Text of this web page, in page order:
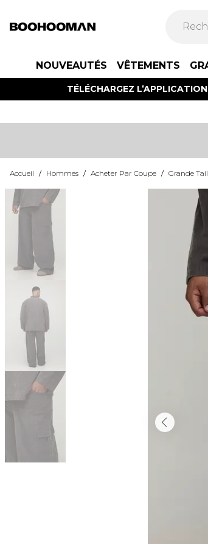
NOUVEAUTÉS VÊTEMENTS
TÉLÉCHARGEZ L’APPLICATION
Accueil / Hommes / Acheter Par Coupe / Grande